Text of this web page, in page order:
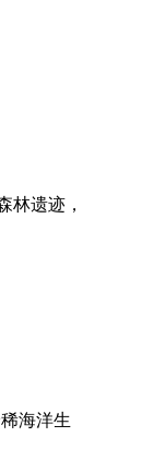
林遗迹，
海洋生